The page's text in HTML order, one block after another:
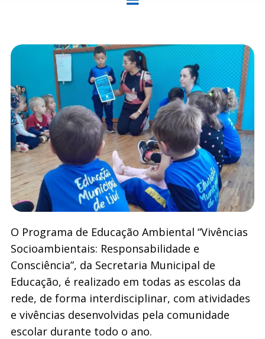
O Programa de Educação Ambiental “Vivências
Socioambientais: Responsabilidade e
Consciência”, da Secretaria Municipal de
Educação, é realizado em todas as escolas da
rede, de forma interdisciplinar, com atividades
e vivências desenvolvidas pela comunidade
escolar durante todo o ano.